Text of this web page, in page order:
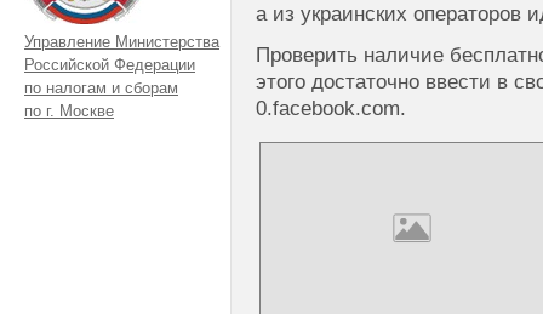
Управление Министерства
Российской Федерации
по налогам и сборам
по г. Москве
а из украинских операторов
Проверить наличие
этого достаточно ввести в
0.facebook.com.